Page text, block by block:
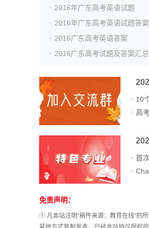
2016年广东高考英语试题
2016年广东高考英语试题答案
2016广东高考英语答案
2016广东高考试题及答案汇总
10
高
首
站
长
统
免责声明：
① 凡本站注明“稿件来源：教育在线”的